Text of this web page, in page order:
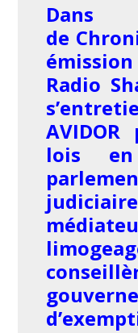
de
Radio
lois en